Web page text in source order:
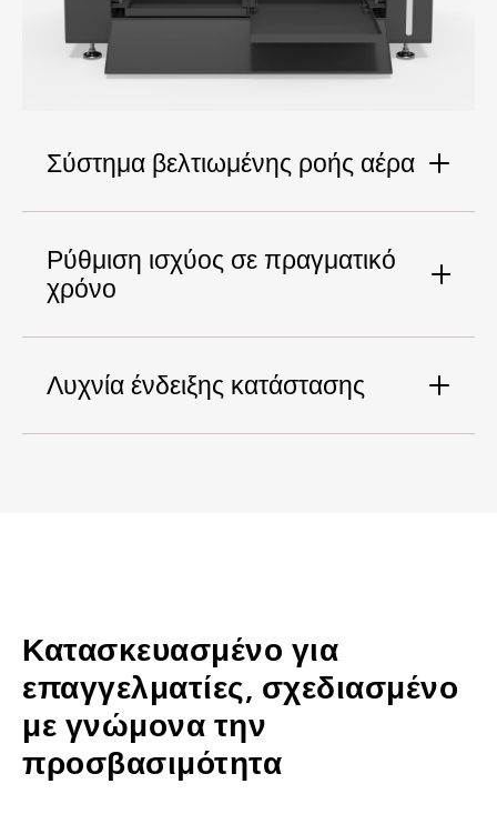
Σύστημα βελτιωμένης ροής αέρα
Ρύθμιση ισχύος σε πραγματικό
χρόνο
Λυχνία ένδειξης κατάστασης
Κατασκευασμένο για
επαγγελματίες, σχεδιασμένο
με γνώμονα την
προσβασιμότητα